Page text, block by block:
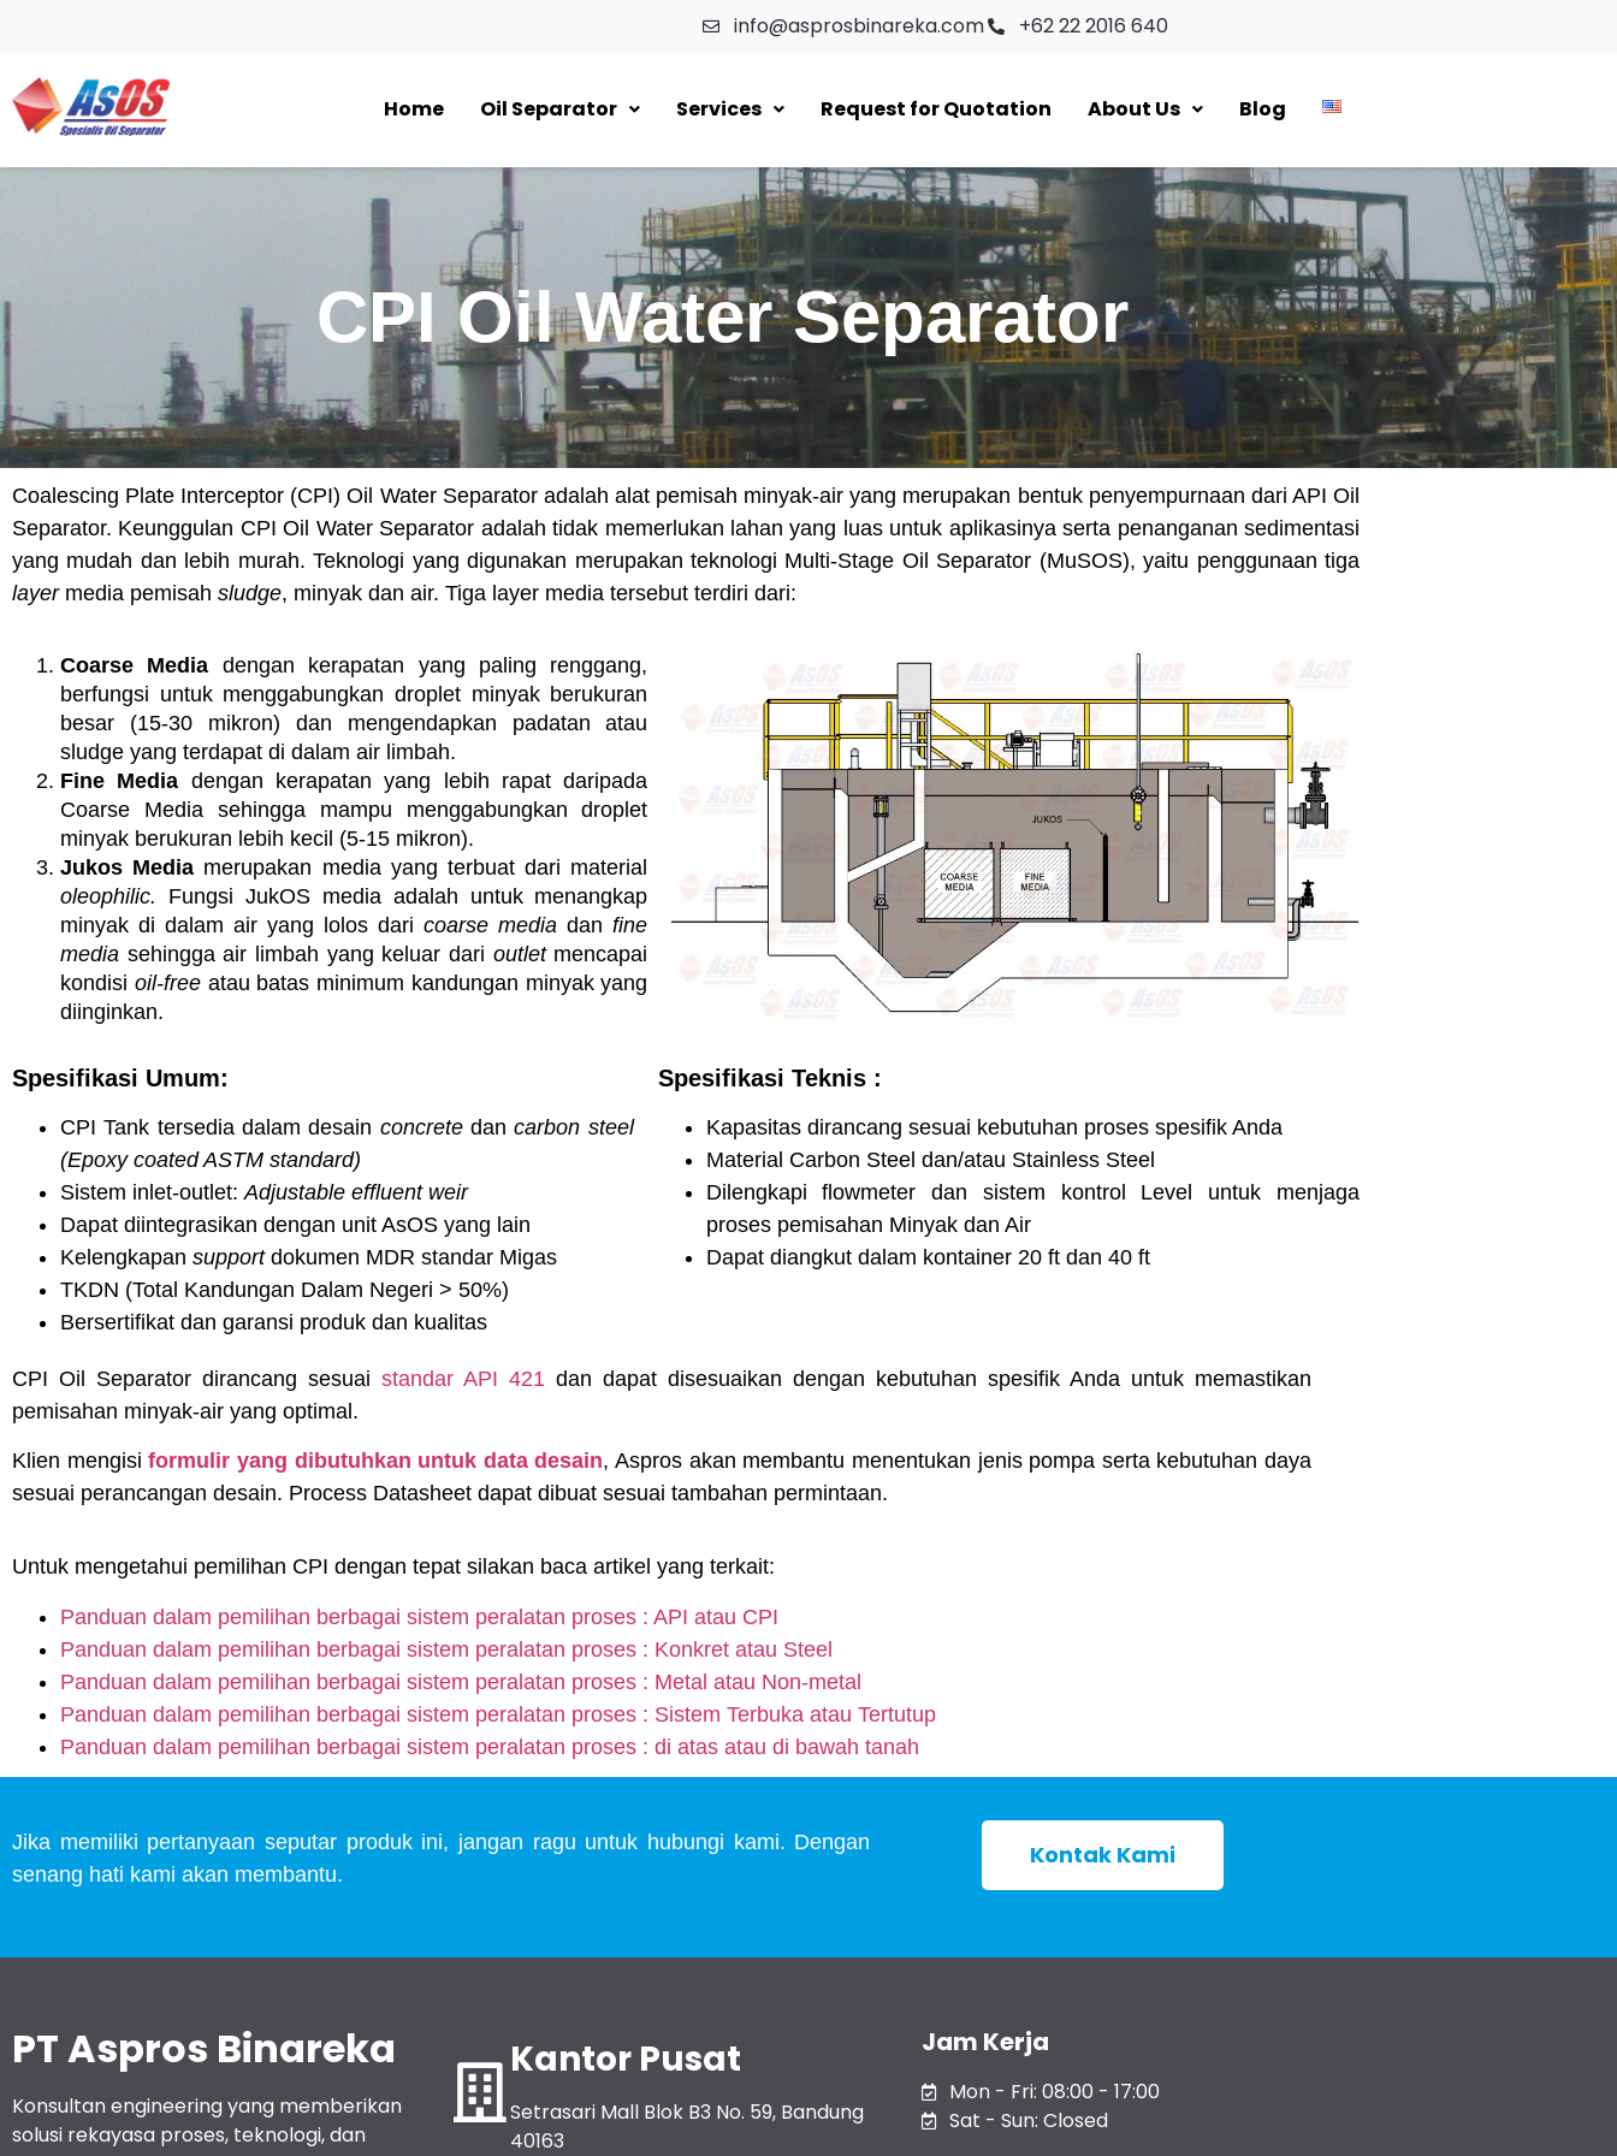
info@asprosbinareka.com +62 22 2016 640
Home Oil Separator Services Request for Quotation About Us Blog
CPI Oil Water Separator
Coalescing Plate Interceptor (CPI) Oil Water Separator adalah alat pemisah minyak-air yang merupakan bentuk penyempurnaan dari API Oil
Separator. Keunggulan CPI Oil Water Separator adalah tidak memerlukan lahan yang luas untuk aplikasinya serta penanganan sedimentasi
yang mudah dan lebih murah. Teknologi yang digunakan merupakan teknologi Multi-Stage Oil Separator (MuSOS), yaitu penggunaan tiga
layermedia pemisah sludge, minyak dan air. Tiga layer media tersebut terdiri dari:
Coarse Media dengan kerapatan yang paling renggang,
berfungsi untuk menggabungkan droplet minyak berukuran
besar (15-30 mikron) dan mengendapkan padatan atau
sludge yang terdapat di dalam air limbah.
Fine Media dengan kerapatan yang lebih rapat daripada
Coarse Media sehingga mampu menggabungkan droplet
minyak berukuran lebih kecil (5-15 mikron).
Jukos Media merupakan media yang terbuat dari material
oleophilic. Fungsi JukOS media adalah untuk menangkap
minyak di dalam air yang lolos daricoarse mediadanfine
media sehingga air limbah yang keluar dari outlet mencapai
kondisi oil-free atau batas minimum kandungan minyak yang
diinginkan.
Spesifikasi Umum:
CPI Tank tersedia dalam desain concretedancarbon steel
(Epoxy coated ASTM standard)
Sistem inlet-outlet: Adjustable effluent weir
Dapat diintegrasikan dengan unit AsOS yang lain
Kelengkapan supportdokumen MDR standar Migas
TKDN (Total Kandungan Dalam Negeri > 50%)
Bersertifikat dan garansi produk dan kualitas
Spesifikasi Teknis :
Kapasitas dirancang sesuai kebutuhan proses spesifik Anda
Material Carbon Steel dan/atau Stainless Steel
Dilengkapi flowmeter dan sistem kontrol Level untuk menjaga
proses pemisahan Minyak dan Air
Dapat diangkut dalam kontainer 20 ft dan 40 ft
CPI Oil Separator dirancang sesuai standar API 421 dan dapat disesuaikan dengan kebutuhan spesifik Anda untuk memastikan
pemisahan minyak-air yang optimal.
Klien mengisiformulir yang dibutuhkan untuk data desain, Aspros akan membantu menentukan jenis pompa serta kebutuhan daya
sesuai perancangan desain. Process Datasheet dapat dibuat sesuai tambahan permintaan.
Untuk mengetahui pemilihan CPI dengan tepat silakan baca artikel yang terkait:
Panduan dalam pemilihan berbagai sistem peralatan proses : API atau CPI
Panduan dalam pemilihan berbagai sistem peralatan proses : Konkret atau Steel
Panduan dalam pemilihan berbagai sistem peralatan proses : Metal atau Non-metal
Panduan dalam pemilihan berbagai sistem peralatan proses : Sistem Terbuka atau Tertutup
Panduan dalam pemilihan berbagai sistem peralatan proses : di atas atau di bawah tanah
Jika memiliki pertanyaan seputar produk ini, jangan ragu untuk hubungi kami. Dengan
senang hati kami akan membantu.
Kontak Kami
PT Aspros Binareka
Konsultan engineering yang memberikan
solusi rekayasa proses, teknologi, dan
Kantor Pusat
Setrasari Mall Blok B3 No. 59, Bandung
40163
Jam Kerja
Mon - Fri: 08:00 - 17:00
Sat - Sun: Closed